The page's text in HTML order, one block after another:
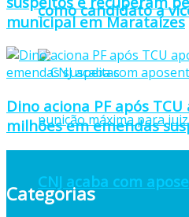
como candidato a
CNJ acaba com
municipal em Marataízes
Dino aciona PF após
milhões em emendas
Categorias